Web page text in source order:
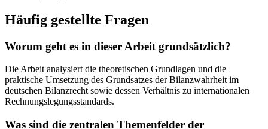
Häufig gestellte Fragen
Worum geht es in dieser Arbeit grundsätzlich?
Die Arbeit analysiert die theoretischen Grundlagen und die
praktische Umsetzung des Grundsatzes der Bilanzwahrheit im
deutschen Bilanzrecht sowie dessen Verhältnis zu internationalen
Rechnungslegungsstandards.
Was sind die zentralen Themenfelder der